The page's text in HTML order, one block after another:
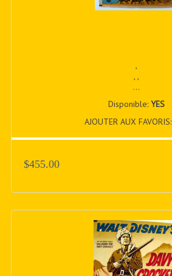
,
, ,
...
Disponible:YES
AJOUTER AUX FAVORIS:
$455.00